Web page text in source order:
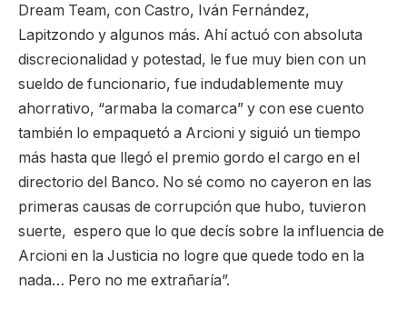
Dream Team, con Castro, Iván Fernández,
Lapitzondo y algunos más. Ahí actuó con absoluta
discrecionalidad y potestad, le fue muy bien con un
sueldo de funcionario, fue indudablemente muy
ahorrativo, “armaba la comarca” y con ese cuento
también lo empaquetó a Arcioni y siguió un tiempo
más hasta que llegó el premio gordo el cargo en el
directorio del Banco. No sé como no cayeron en las
primeras causas de corrupción que hubo, tuvieron
suerte, espero que lo que decís sobre la influencia de
Arcioni en la Justicia no logre que quede todo en la
nada… Pero no me extrañaría”.